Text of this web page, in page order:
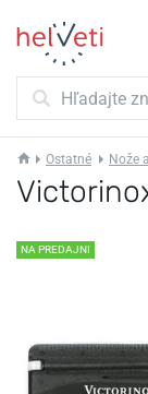
Ostatné Nože
NA PREDAJNI